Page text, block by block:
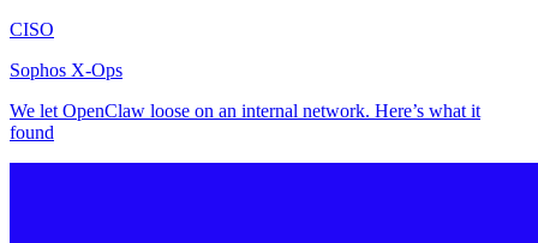
CISO
Sophos X-Ops
We let OpenClaw loose on an internal network. Here’s what it
found